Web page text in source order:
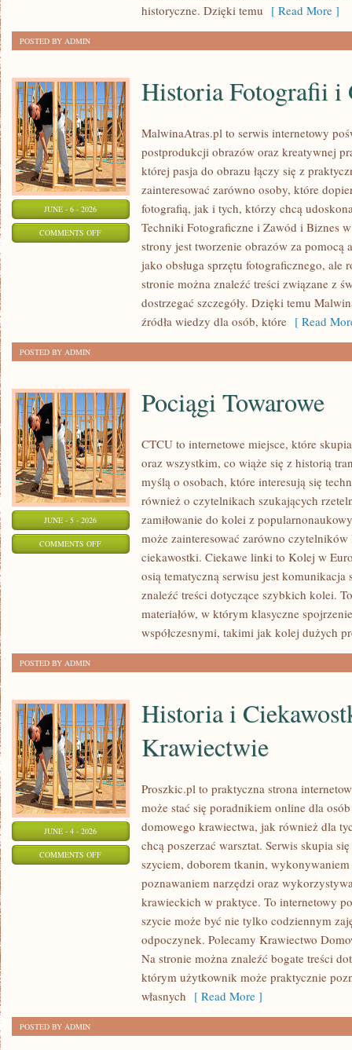
historyczne. Dzięki temu [ Read More ]
POSTED BY ADMIN
JUNE - 6 - 2026
COMMENTS OFFON
FOTOGRAFII
Historia Fotografii i
MalwinaAtras.pl to serwis internetowy
postprodukcji obrazów oraz kreatywnej
której pasja do obrazu łączy się z
zainteresować zarówno osoby, które
fotografią, jak i tych, którzy chcą
Techniki Fotograficzne i Zawód i Biznes
strony jest tworzenie obrazów za pomocą
jako obsługa sprzętu fotograficznego,
stronie można znaleźć treści związane z
dostrzegać szczegóły. Dzięki temu
źródła wiedzy dla osób, które [ Read
POSTED BY ADMIN
JUNE - 5 - 2026
COMMENTS OFFON
TOWAROWE
Pociągi Towarowe
CTCU to internetowe miejsce, które
oraz wszystkim, co wiąże się z historią
myślą o osobach, które interesują się
również o czytelnikach szukających
zamiłowanie do kolei z
może zainteresować zarówno
ciekawostki. Ciekawe linki to Kolej w
osią tematyczną serwisu jest komunikacja
znaleźć treści dotyczące szybkich kolei.
materiałów, w którym klasyczne
współczesnymi, takimi jak kolej dużych
POSTED BY ADMIN
JUNE - 4 - 2026
COMMENTS OFFON
Historia i
Krawiectwie
Proszkic.pl to praktyczna strona
może stać się poradnikiem online dla
domowego krawiectwa, jak również dla
chcą poszerzać warsztat. Serwis skupia
szyciem, doborem tkanin,
poznawaniem narzędzi oraz
krawieckich w praktyce. To internetowy
szycie może być nie tylko codziennym
odpoczynek. Polecamy Krawiectwo
Na stronie można znaleźć bogate treści
którym użytkownik może praktycznie
własnych [ Read More ]
POSTED BY ADMIN